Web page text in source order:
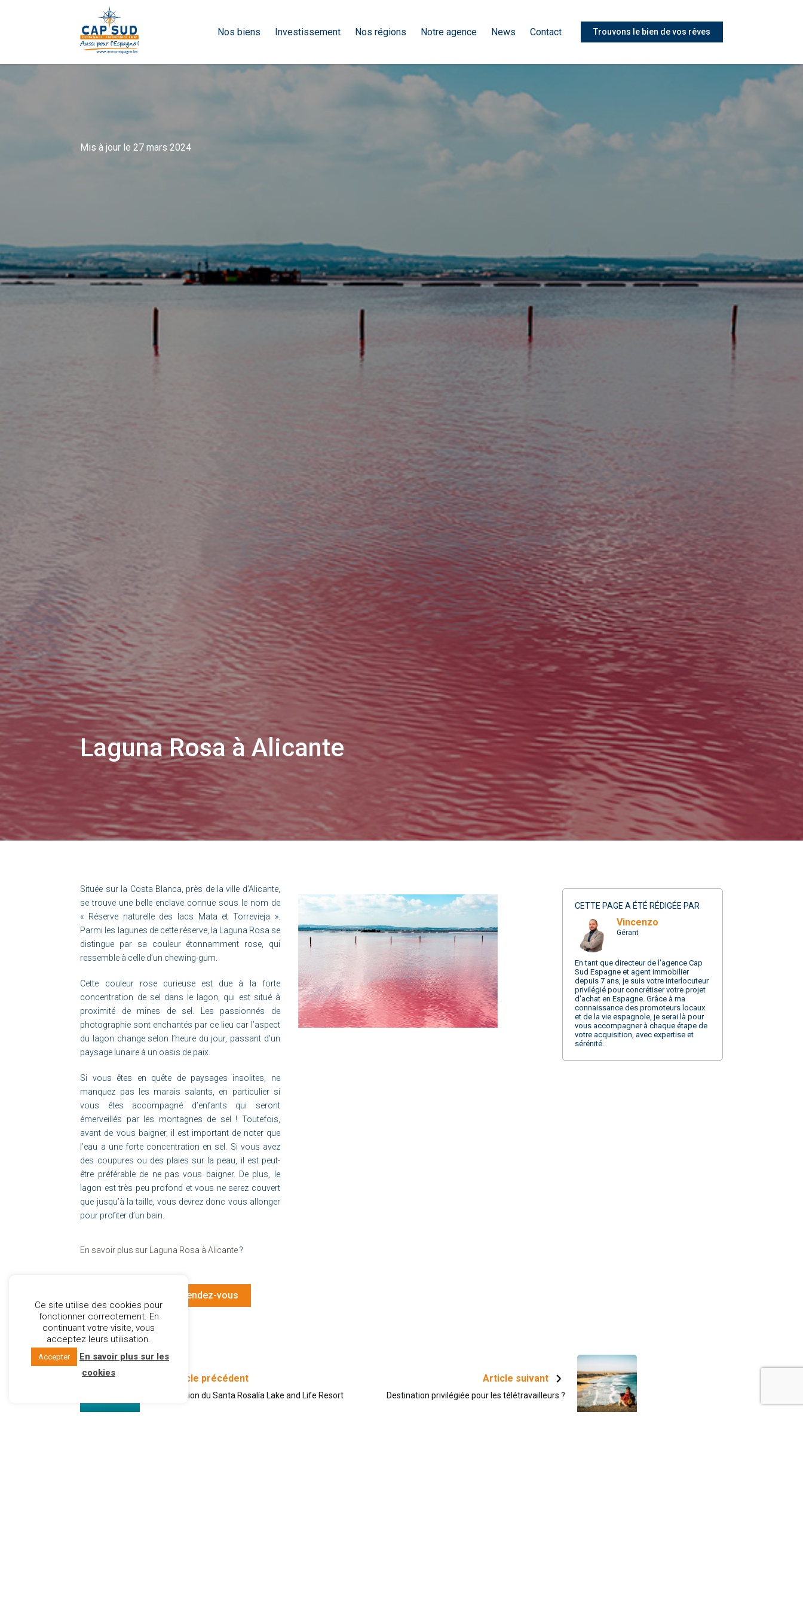
Nos biens Investissement Nos régions Notre agence News Contact Trouvons le bien de vos rêves
Mis à jour le 27 mars 2024
Laguna Rosa à Alicante
Située sur la Costa Blanca, près de la ville d’Alicante,
se trouve une belle enclave connue sous le nom de
« Réserve naturelle des lacs Mata et Torrevieja ».
Parmi les lagunes de cette réserve, la Laguna Rosa se
distingue par sa couleur étonnamment rose, qui
ressemble à celle d’un chewing-gum.
Cette couleur rose curieuse est due à la forte
concentration de sel dans le lagon, qui est situé à
proximité de mines de sel. Les passionnés de
photographie sont enchantés par ce lieu car l’aspect
du lagon change selon l’heure du jour, passant d’un
paysage lunaire à un oasis de paix.
Si vous êtes en quête de paysages insolites, ne
manquez pas les marais salants, en particulier si
vous êtes accompagné d’enfants qui seront
émerveillés par les montagnes de sel ! Toutefois,
avant de vous baigner, il est important de noter que
l’eau a une forte concentration en sel. Si vous avez
des coupures ou des plaies sur la peau, il est peut-
être préférable de ne pas vous baigner. De plus, le
lagon est très peu profond et vous ne serez couvert
que jusqu’à la taille, vous devrez donc vous allonger
pour profiter d’un bain.
En savoir plus sur Laguna Rosa à Alicante?
CETTE PAGE A ÉTÉ RÉDIGÉE PAR
Vincenzo
Gérant
En tant que directeur de l'agence Cap
Sud Espagne et agent immobilier
depuis 7 ans, je suis votre interlocuteur
privilégié pour concrétiser votre projet
d'achat en Espagne. Grâce à ma
connaissance des promoteurs locaux
et de la vie espagnole, je serai là pour
vous accompagner à chaque étape de
votre acquisition, avec expertise et
sérénité.
Je souhaite prendre rendez-vous
Article précédent
Inauguration du Santa Rosalía Lake and Life Resort
Article suivant
Destination privilégiée pour les télétravailleurs ?
Ce site utilise des cookies pour
fonctionner correctement. En
continuant votre visite, vous
acceptez leurs utilisation.
Accepter
En savoir plus sur les
cookies